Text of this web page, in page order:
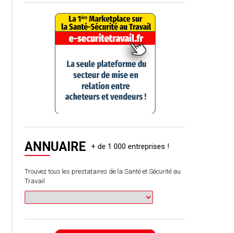
ANNUAIRE
Trouvez tous les prestataires de la Santé et Sécurité au
Travail